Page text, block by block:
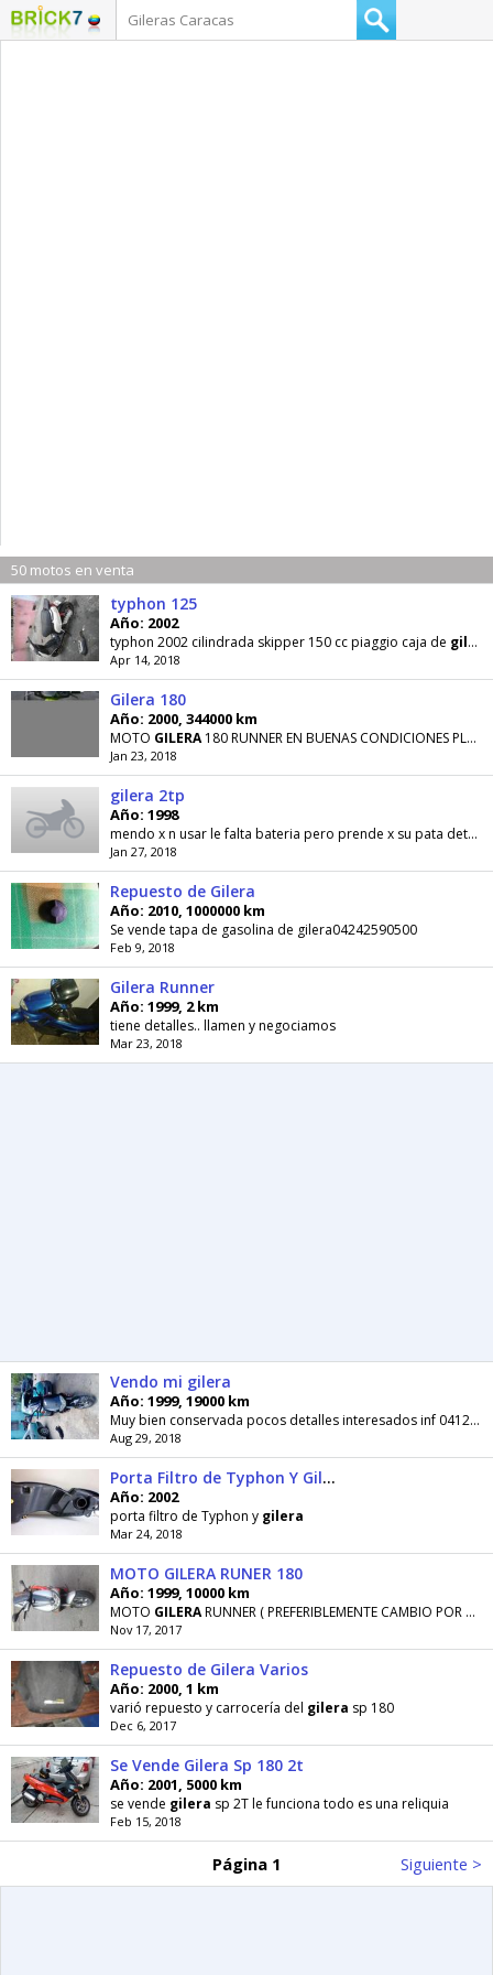
50 motos en venta
typhon 125
Año: 2002
typhon 2002 cilindrada skipper 150 cc piaggio caja de gilera
Apr 14, 2018
Gilera 180
Año: 2000, 344000 km
MOTO GILERA180 RUNNER EN BUENAS CONDICIONES PLACA BOLIVARIANA PAPELES EN REGLA LE FUNCIONA
Jan 23, 2018
gilera 2tp
Año: 1998
mendo x n usar le falta bateria pero prende x su pata detalles de carroceria como todas moto
Jan 27, 2018
Repuesto de Gilera
Año: 2010, 1000000 km
Se vende tapa de gasolina de gilera04242590500
Feb 9, 2018
Gilera Runner
Año: 1999, 2 km
tiene detalles.. llamen y negociamos
Mar 23, 2018
Vendo mi gilera
Año: 1999, 19000 km
Muy bien conservada pocos detalles interesados inf 04129933571
Aug 29, 2018
Porta Filtro de Typhon Y Gilera
Año: 2002
porta filtro de Typhon y gilera
Mar 24, 2018
MOTO GILERA RUNER 180
Año: 1999, 10000 km
MOTO GILERARUNNER ( PREFERIBLEMENTE CAMBIO POR CARRO )
Nov 17, 2017
Repuesto de Gilera Varios
Año: 2000, 1 km
varió repuesto y carrocería del gilera sp 180
Dec 6, 2017
Se Vende Gilera Sp 180 2t
Año: 2001, 5000 km
se vende gilera sp 2T le funciona todo es una reliquia
Feb 15, 2018
Página 1 Siguiente >